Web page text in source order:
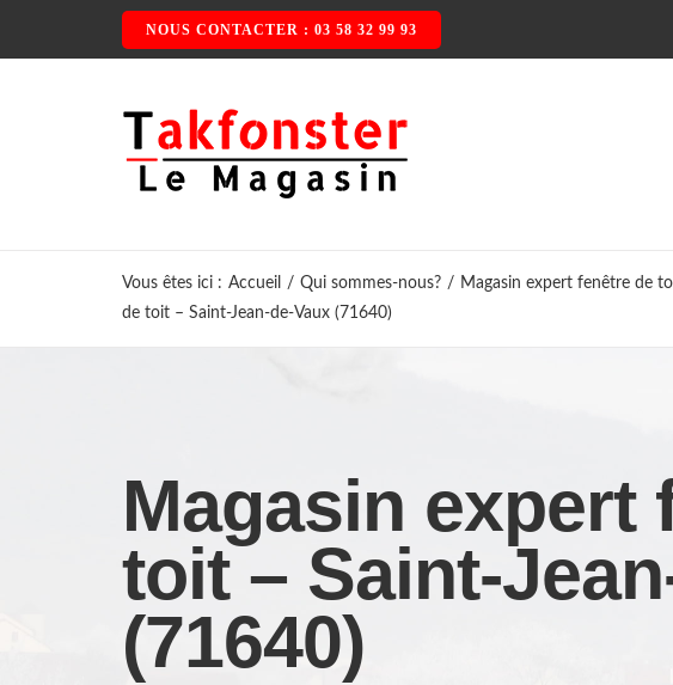
NOUS CONTACTER : 03 58 32 99 93
Vous êtes ici : Accueil / Qui sommes-nous? / Magasin expert fenêtre de
de toit – Saint-Jean-de-Vaux (71640)
Magasin expert
toit – Saint-
(71640)